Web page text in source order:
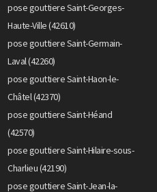
pose gouttiere Saint-Georges-
Haute-Ville (42610)
pose gouttiere Saint-Germain-
Laval (42260)
pose gouttiere Saint-Haon-le-
Châtel (42370)
pose gouttiere Saint-Héand
(42570)
pose gouttiere Saint-Hilaire-sous-
Charlieu (42190)
pose gouttiere Saint-Jean-la-